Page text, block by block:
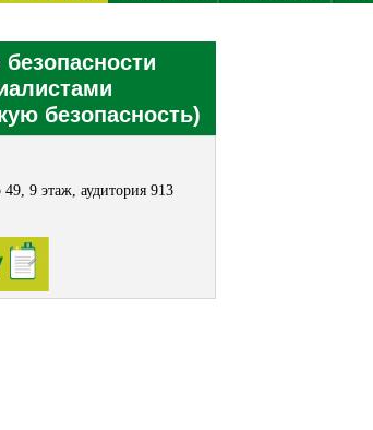
безопасность)
9 этаж, аудитория 913